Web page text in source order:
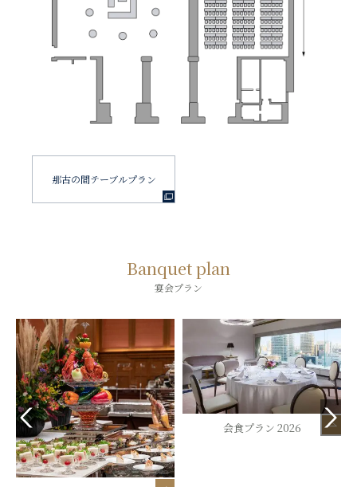
那古の間テーブルプラン
Banquet plan
宴会プラン
会食プラン 2026
～若宮の杜
ご祈祷付会